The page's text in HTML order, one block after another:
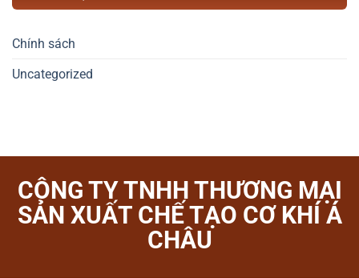
Chính sách
Uncategorized
CÔNG TY TNHH THƯƠNG MẠI
SẢN XUẤT CHẾ TẠO CƠ KHÍ Á
CHÂU